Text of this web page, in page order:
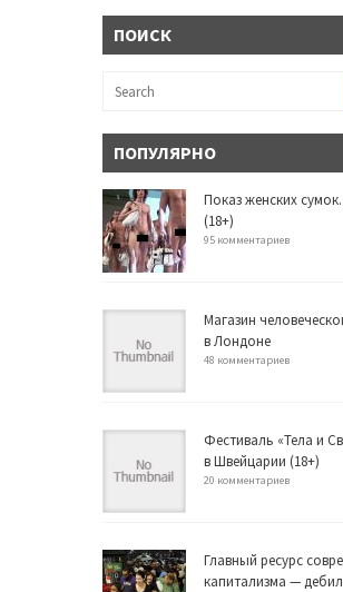
ПОИСК
ПОПУЛЯРНО
Показ женских
(18+)
95 комментариев
Магазин
в Лондоне
48 комментариев
Фестиваль «Тела и
в Швейцарии (18+)
20 комментариев
Главный ресурс
капитализма —